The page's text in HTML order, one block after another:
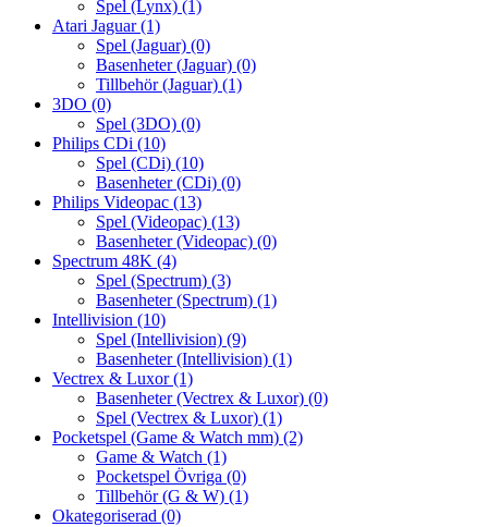
Spel (Lynx) (1)
Atari Jaguar(1)
Spel (Jaguar) (0)
Basenheter (Jaguar) (0)
Tillbehör (Jaguar) (1)
3DO (0)
Spel (3DO) (0)
Philips CDi (10)
Spel (CDi) (10)
Basenheter (CDi) (0)
Philips Videopac (13)
Spel (Videopac) (13)
Basenheter (Videopac) (0)
Spectrum 48K (4)
Spel (Spectrum) (3)
Basenheter (Spectrum) (1)
Intellivision (10)
Spel (Intellivision) (9)
Basenheter (Intellivision) (1)
Vectrex & Luxor(1)
Basenheter (Vectrex & Luxor) (0)
Spel (Vectrex & Luxor) (1)
Pocketspel (Game & Watch mm) (2)
Game & Watch (1)
Pocketspel Övriga (0)
Tillbehör (G & W) (1)
Okategoriserad (0)